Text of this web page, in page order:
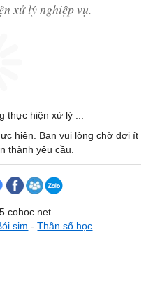
xử lý nghiệp vụ.
thực hiện xử lý ...
hiện. Bạn vui lòng chờ đợi ít
thành yêu cầu.
cohoc.net
sim -Thần số học